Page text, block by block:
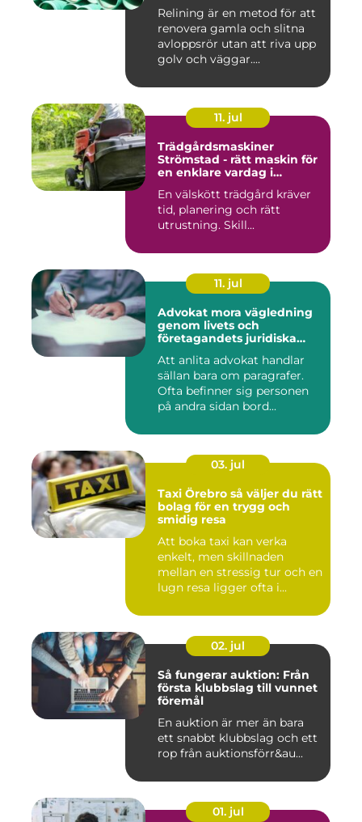
Relining är en metod för att
renovera gamla och slitna
avloppsrör utan att riva upp
golv och väggar....
11. jul
Trädgårdsmaskiner
Strömstad - rätt maskin för
en enklare vardag i
En välskött trädgård kräver
tid, planering och rätt
utrustning. Skill...
11. jul
Advokat mora vägledning
genom livets och
företagandets juridiska
Att anlita advokat handlar
sällan bara om paragrafer.
Ofta befinner sig personen
på andra sidan bord...
03. jul
Taxi Örebro så väljer du rätt
bolag för en trygg och
smidig resa
Att boka taxi kan verka
enkelt, men skillnaden
mellan en stressig tur och en
lugn resa ligger ofta i...
02. jul
Så fungerar auktion: Från
första klubbslag till vunnet
föremål
En auktion är mer än bara
ett snabbt klubbslag och ett
rop från auktionsförr&au...
01. jul